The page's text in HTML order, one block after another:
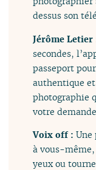
dessus son
Jérôme
secondes,
passeport
authentique
photographie
votre
Voix off :Une
à vous-
yeux ou